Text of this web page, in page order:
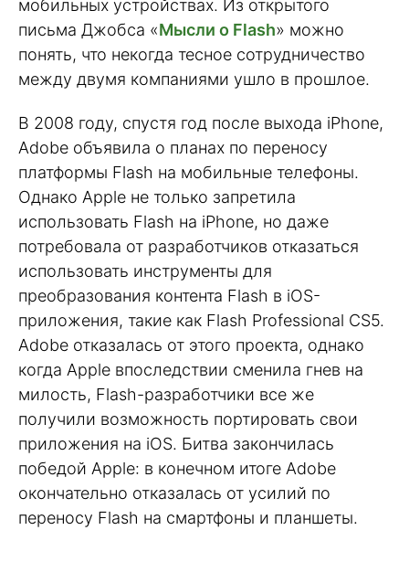
мобильных устройствах. Из открытого
письма Джобса «Мысли о Flash» можно
понять, что некогда тесное сотрудничество
между двумя компаниями ушло в прошлое.
В 2008 году, спустя год после выхода iPhone,
Adobe объявила о планах по переносу
платформы Flash на мобильные телефоны.
Однако Apple не только запретила
использовать Flash на iPhone, но даже
потребовала от разработчиков отказаться
использовать инструменты для
преобразования контента Flash в iOS-
приложения, такие как Flash Professional CS5.
Adobe отказалась от этого проекта, однако
когда Apple впоследствии сменила гнев на
милость, Flash-разработчики все же
получили возможность портировать свои
приложения на iOS. Битва закончилась
победой Apple: в конечном итоге Adobe
окончательно отказалась от усилий по
переносу Flash на смартфоны и планшеты.